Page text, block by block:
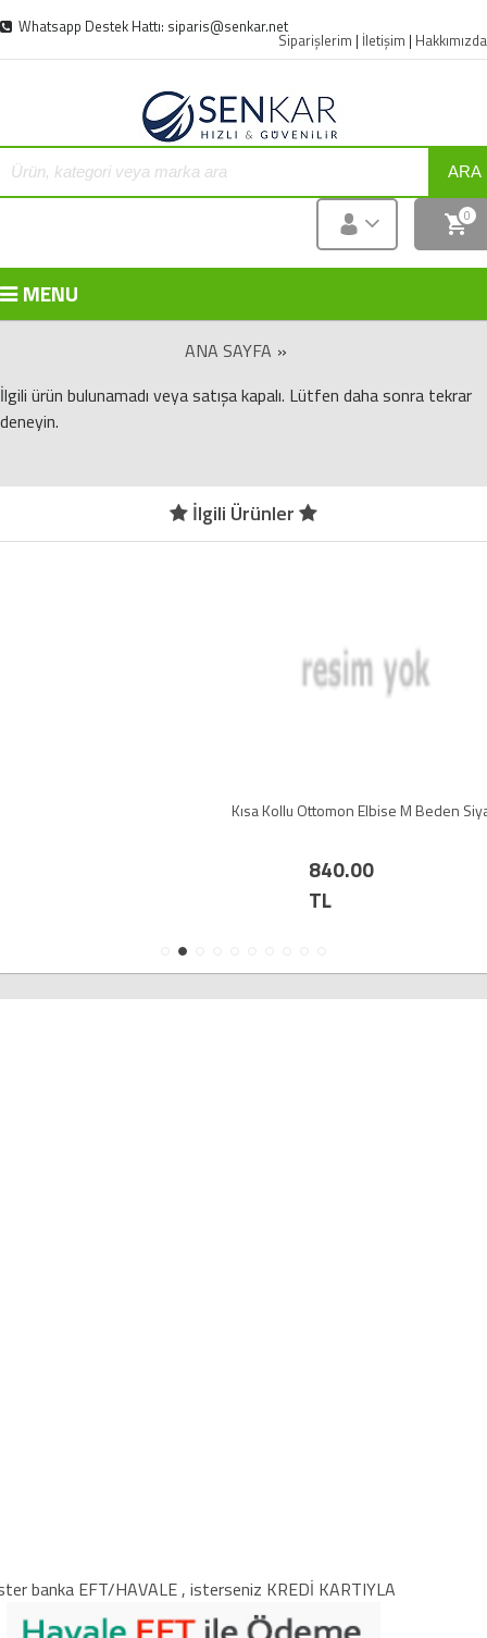
Whatsapp Destek Hattı: siparis@senkar.net
Siparişlerim | İletişim | Hakkımızda
ARA
0
MENU
ANA SAYFA »
İlgili ürün bulunamadı veya satışa kapalı. Lütfen daha sonra tekrar
deneyin.
İlgili Ürünler
Kısa Kollu Ottomon Elbise M Beden Siyah
banka EFT/HAVALE , isterseniz KREDİ KARTIYLA